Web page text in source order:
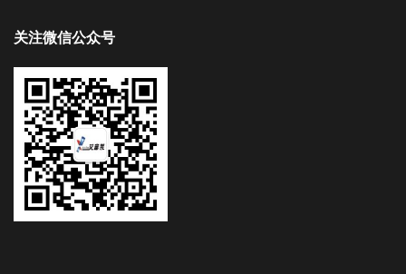
关注微信公众号